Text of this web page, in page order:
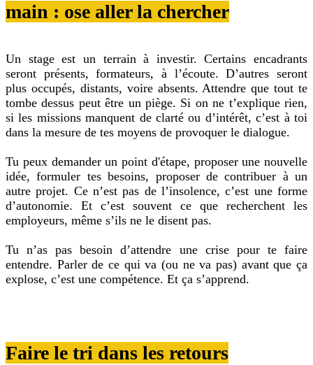
main : ose aller la chercher
Un stage est un terrain à investir. Certains encadrants
seront présents, formateurs, à l’écoute. D’autres seront
plus occupés, distants, voire absents. Attendre que tout te
tombe dessus peut être un piège. Si on ne t’explique rien,
si les missions manquent de clarté ou d’intérêt, c’est à toi
dans la mesure de tes moyens de provoquer le dialogue.
Tu peux demander un point d'étape, proposer une nouvelle
idée, formuler tes besoins, proposer de contribuer à un
autre projet. Ce n’est pas de l’insolence, c’est une forme
d’autonomie. Et c’est souvent ce que recherchent les
employeurs, même s’ils ne le disent pas.
Tu n’as pas besoin d’attendre une crise pour te faire
entendre. Parler de ce qui va (ou ne va pas) avant que ça
explose, c’est une compétence. Et ça s’apprend.
Faire le tri dans les retours